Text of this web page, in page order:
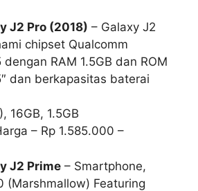
J2 Pro (2018) – Galaxy J2
chipset Qualcomm
RAM 1.5GB dan ROM
dan berkapasitas baterai
16GB, 1.5GB
– Rp 1.585.000 –
J2 Prime – Smartphone,
(Marshmallow) Featuring